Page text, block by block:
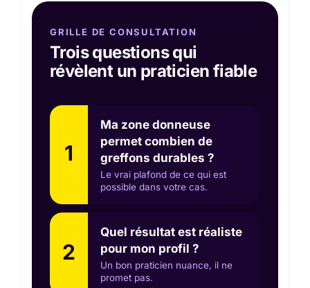
GRILLE DE CONSULTATION
Trois questions qui
révèlent un praticien fiable
1
Ma zone donneuse
permet combien de
greffons durables ?
Le vrai plafond de ce qui est
possible dans votre cas.
2
Quel résultat est réaliste
pour mon profil ?
Un bon praticien nuance, il ne
promet pas.